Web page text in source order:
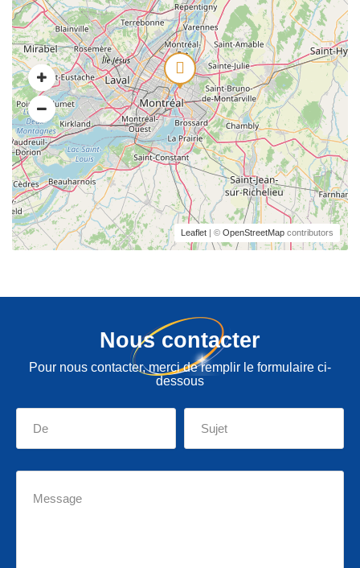
Leaflet | © OpenStreetMap contributors
Nous contacter
Pour nous contacter, merci de remplir le formulaire ci-
dessous